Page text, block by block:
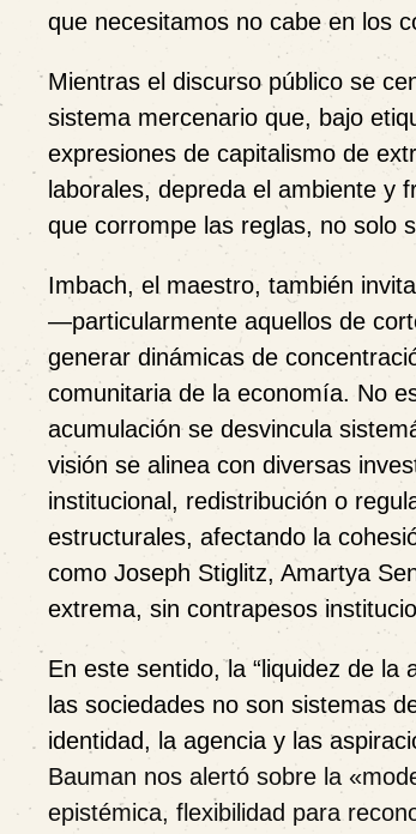
que necesitamos no cabe en los
Mientras el discurso público se
sistema mercenario que, bajo
expresiones de capitalismo de
laborales, depreda el ambiente y
que corrompe las reglas, no solo
Imbach, el maestro, también
—particularmente aquellos de
generar dinámicas de
comunitaria de la economía. No
acumulación se desvincula
visión se alinea con diversas
institucional, redistribución o
estructurales, afectando la
como Joseph Stiglitz, Amartya
extrema, sin contrapesos
En este sentido, la “liquidez de la
las sociedades no son sistemas
identidad, la agencia y las
Bauman nos alertó sobre la
epistémica, flexibilidad para